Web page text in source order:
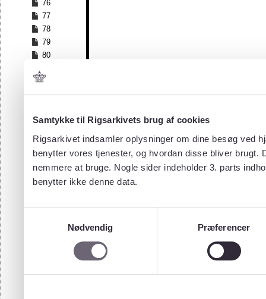
Samtykke til Rigsarkivets brug af cookies
Rigsarkivet indsamler oplysninger om dine besøg ved
benytter vores tjenester, og hvordan disse bliver
nemmere at bruge. Nogle sider indeholder 3. parts
benytter ikke denne data.
Nødvendig
Præferencer
76
77
78
79
80
82
83
85
87
88
89
90
97